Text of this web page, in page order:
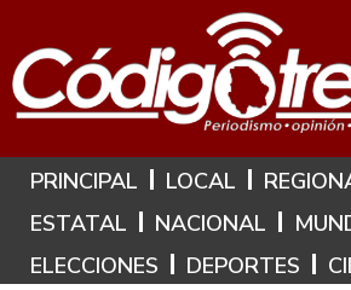
Hoy es: 9 de Agosto
PRINCIPAL LOCAL
ESTATAL
NACIONAL
ELECCIONES
DEPORTES